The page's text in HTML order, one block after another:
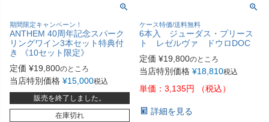
期間限定キャンペーン！
ANTHEM 40周年記念スパーク
リングワイン3本セット特典付
き 《10セット限定》
定価 ¥19,800のところ
当店特別価格 ¥15,000税込
販売を終了しました。
在庫切れ
ケース特価/送料無料
6本入 ジューダス・プリース
ト レゼルヴァ ドウロDOC
定価 ¥19,800のところ
当店特別価格 ¥18,810税込
単価：3,135円 （税込）
詳細を見る